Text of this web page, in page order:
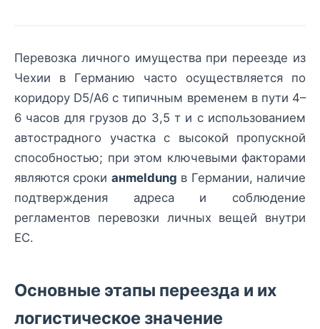
Перевозка личного имущества при переезде из
Чехии в Германию часто осуществляется по
коридору D5/A6 с типичным временем в пути 4–
6 часов для грузов до 3,5 т и с использованием
автострадного участка с высокой пропускной
способностью; при этом ключевыми факторами
являются сроки анmeldung в Германии, наличие
подтверждения адреса и соблюдение
регламентов перевозки личных вещей внутри
ЕС.
Основные этапы переезда и их
логистическое значение